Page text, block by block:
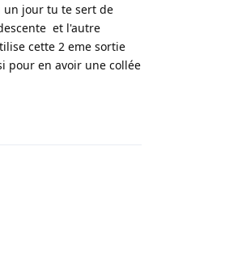
jour tu te sert de
et l'autre
cette 2 eme sortie
pour en avoir une collée